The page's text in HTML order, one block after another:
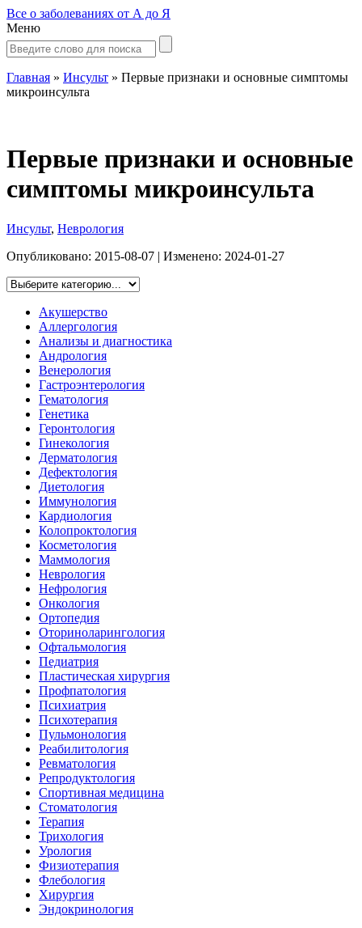
Все о заболеваниях от А до Я
Меню
Главная » Инсульт » Первые признаки и основные симптомы
микроинсульта
Первые признаки и основные
симптомы микроинсульта
Инсульт, Неврология
Опубликовано: 2015-08-07 | Изменено: 2024-01-27
Акушерство
Аллергология
Анализы и диагностика
Андрология
Венерология
Гастроэнтерология
Гематология
Генетика
Геронтология
Гинекология
Дерматология
Дефектология
Диетология
Иммунология
Кардиология
Колопроктология
Косметология
Маммология
Неврология
Нефрология
Онкология
Ортопедия
Оториноларингология
Офтальмология
Педиатрия
Пластическая хирургия
Профпатология
Психиатрия
Психотерапия
Пульмонология
Реабилитология
Ревматология
Репродуктология
Спортивная медицина
Стоматология
Терапия
Трихология
Урология
Физиотерапия
Флебология
Хирургия
Эндокринология